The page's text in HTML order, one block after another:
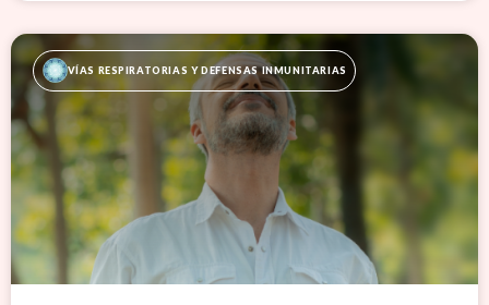
VÍAS RESPIRATORIAS Y DEFENSAS INMUNITARIAS